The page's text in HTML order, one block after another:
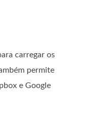
carregar os
permite
e Google